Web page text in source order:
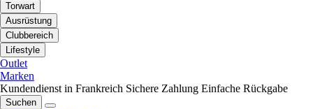
Torwart
Ausrüstung
Clubbereich
Lifestyle
Outlet
Marken
Kundendienst in Frankreich Sichere Zahlung Einfache Rückgabe
Suchen